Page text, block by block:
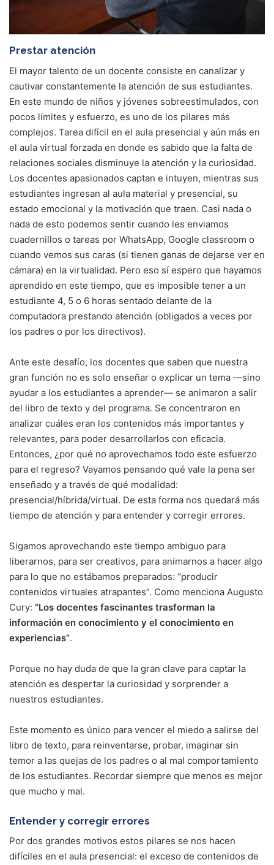
Prestar atención
El mayor talento de un docente consiste en canalizar y
cautivar constantemente la atención de sus estudiantes.
En este mundo de niños y jóvenes sobreestimulados, con
pocos límites y esfuerzo, es uno de los pilares más
complejos. Tarea difícil en el aula presencial y aún más en
el aula virtual forzada en donde es sabido que la falta de
relaciones sociales disminuye la atención y la curiosidad.
Los docentes apasionados captan e intuyen, mientras sus
estudiantes ingresan al aula material y presencial, su
estado emocional y la motivación que traen. Casi nada o
nada de esto podemos sentir cuando les enviamos
cuadernillos o tareas por WhatsApp, Google classroom o
cuando vemos sus caras (si tienen ganas de dejarse ver en
cámara) en la virtualidad. Pero eso sí espero que hayamos
aprendido en este tiempo, que es imposible tener a un
estudiante 4, 5 o 6 horas sentado delante de la
computadora prestando atención (obligados a veces por
los padres o por los directivos).
Ante este desafío, los docentes que saben que nuestra
gran función no es solo enseñar o explicar un tema —sino
ayudar a los estudiantes a aprender— se animaron a salir
del libro de texto y del programa. Se concentraron en
analizar cuáles eran los contenidos más importantes y
relevantes, para poder desarrollarlos con eficacia.
Entonces, ¿por qué no aprovechamos todo este esfuerzo
para el regreso? Vayamos pensando qué vale la pena ser
enseñado y a través de qué modalidad:
presencial/híbrida/virtual. De esta forma nos quedará más
tiempo de atención y para entender y corregir errores.
Sigamos aprovechando este tiempo ambiguo para
liberarnos, para ser creativos, para animarnos a hacer algo
para lo que no estábamos preparados: “producir
contenidos virtuales atrapantes”. Como menciona Augusto
Cury: “Los docentes fascinantes trasforman la
información en conocimiento y el conocimiento en
experiencias”.
Porque no hay duda de que la gran clave para captar la
atención es despertar la curiosidad y sorprender a
nuestros estudiantes.
Este momento es único para vencer el miedo a salirse del
libro de texto, para reinventarse, probar, imaginar sin
temor a las quejas de los padres o al mal comportamiento
de los estudiantes. Recordar siempre que menos es mejor
que mucho y mal.
Entender y corregir errores
Por dos grandes motivos estos pilares se nos hacen
difíciles en el aula presencial: el exceso de contenidos de